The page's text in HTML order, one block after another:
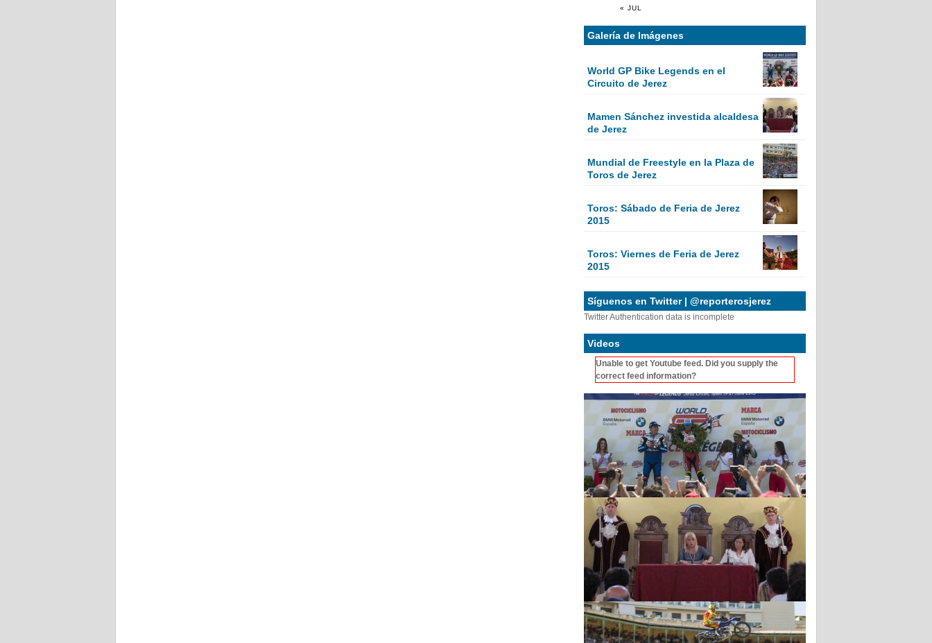
« JUL
Galería de Imágenes
World GP Bike Legends en el
Circuito de Jerez
Mamen Sánchez investida alcaldesa
de Jerez
Mundial de Freestyle en la Plaza de
Toros de Jerez
Toros: Sábado de Feria de Jerez
2015
Toros: Viernes de Feria de Jerez
2015
Síguenos en Twitter | @reporterosjerez
Twitter Authentication data is incomplete
Videos
Unable to get Youtube feed. Did you supply the
correct feed information?